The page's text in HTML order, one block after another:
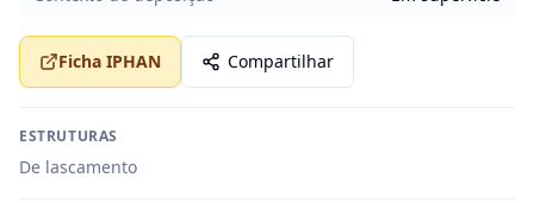
Ficha IPHAN Compartilhar
ESTRUTURAS
De lascamento